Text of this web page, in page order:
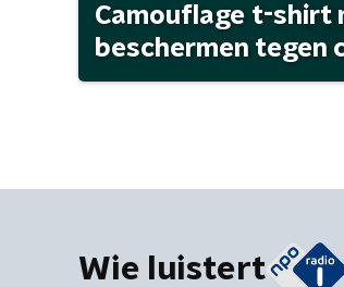
Camouflage t-shirt
beschermen tegen
Wie luistert